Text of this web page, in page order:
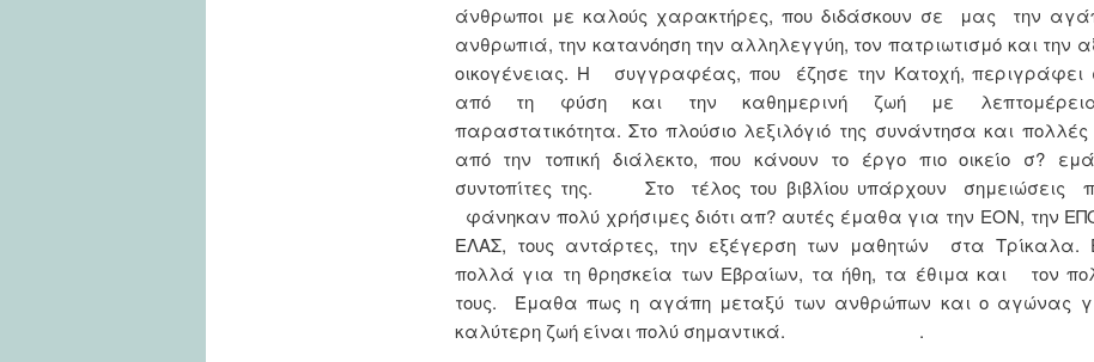
άνθρωποι με καλούς χαρακτήρες, που διδάσκουν σε μας την
ανθρωπιά, την κατανόηση την αλληλεγγύη, τον πατριωτισμό και την
οικογένειας. Η συγγραφέας, που έζησε την Κατοχή, περιγράφει
από τη φύση και την καθημερινή ζωή με
παραστατικότητα. Στο πλούσιο λεξιλόγιό της συνάντησα και πολλές
από την τοπική διάλεκτο, που κάνουν το έργο πιο οικείο σ?
συντοπίτες της. Στο τέλος του βιβλίου υπάρχουν σημειώσεις
φάνηκαν πολύ χρήσιμες διότι απ? αυτές έμαθα για την ΕΟΝ, την
ΕΛΑΣ, τους αντάρτες, την εξέγερση των μαθητών στα Τρίκαλα.
πολλά για τη θρησκεία των Εβραίων, τα ήθη, τα έθιμα και τον
τους. Έμαθα πως η αγάπη μεταξύ των ανθρώπων και ο αγώνας
καλύτερη ζωή είναι πολύ σημαντικά. .